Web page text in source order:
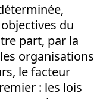
du
part, par la
organisations
le facteur
: les lois